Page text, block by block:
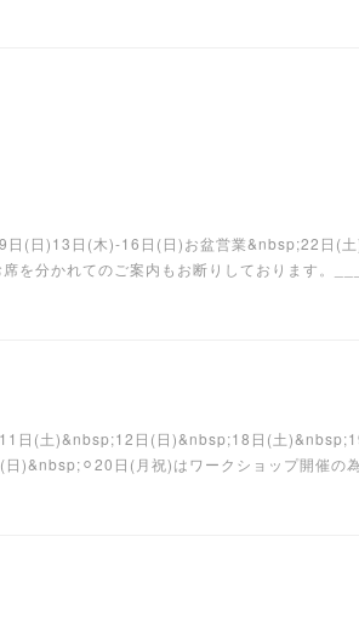
(日)13日(木)-16日(日)お盆営業&nbsp;22日(
席を分かれてのご案内もお断りしております
日(土)&nbsp;12日(日)&nbsp;18日(土
)&nbsp;⚪︎20日(月祝)はワークショップ開催の